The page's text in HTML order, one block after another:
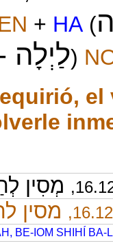
+ HA (
לַיְלָה)
el
מְסִין
16.12,
מסין
BE-IOM SHIHÍ